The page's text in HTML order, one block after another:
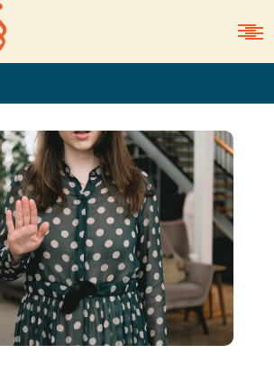
kitagadhatnak az örökségből?